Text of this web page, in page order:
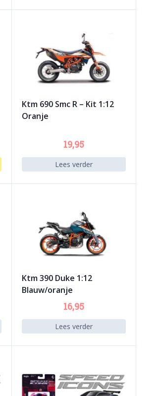
Ktm 690 Smc R – Kit 1:12
Oranje
19,95
Lees verder
Ktm 390 Duke 1:12
Blauw/oranje
16,95
Lees verder